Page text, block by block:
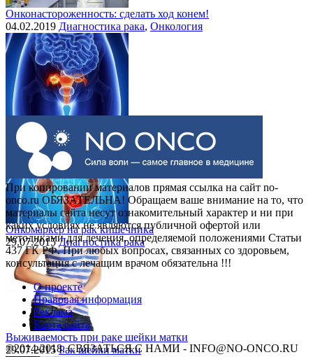
Онконастороженность: сделать ход конем!
04.02.2019 Диагностика рака, Онкология
Выделения при раке шейки матки
30.07.2015 Рак шейки матки
Онкомаркер на рак кишечника
29.07.2015 Диагностика рака
Выживаемость при раке шейки матки
29.07.2015 Рак шейки матки
При копировании материалов прямая ссылка на сайт no-
onco.ru ОБЯЗАТЕЛЬНА! Обращаем ваше внимание на то, что
материалы сайта несут ознакомительный характер и ни при
каких условиях не являются публичной офертой или
методиками для лечения, определяемой положениями Статьи
437 ГК РФ. При любых вопросах, связанных со здоровьем,
консультация с лечащим врачом обязательна !!!
О проекте
Правовая информация
Реклама
Карта сайта
©2014-2018, СВЯЗАТЬСЯ С НАМИ - INFO@NO-ONCO.RU